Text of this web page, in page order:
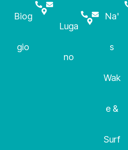
Biog
gio
Luga
no
Na'
s
Wak
e &
Surf